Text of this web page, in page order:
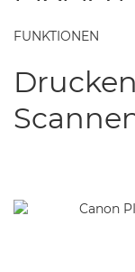
FUNKTIONEN